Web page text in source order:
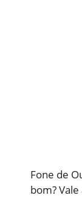
Fone de
bom? Vale